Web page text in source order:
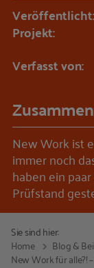
Veröffentlicht:
Projekt:
Verfasst von:
New Work ist
immer noch
haben ein
Prüfstand
Sie sind hier:
Home
Blog &
New Work für alle?!